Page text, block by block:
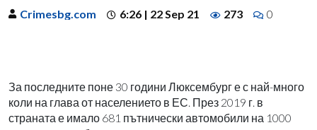
Crimesbg.com 6:26 | 22 Sep 21 273 0
За последните поне 30 години Люксембург е с най-много
коли на глава от населението в ЕС. През 2019 г. в
страната е имало 681 пътнически автомобили на 1000